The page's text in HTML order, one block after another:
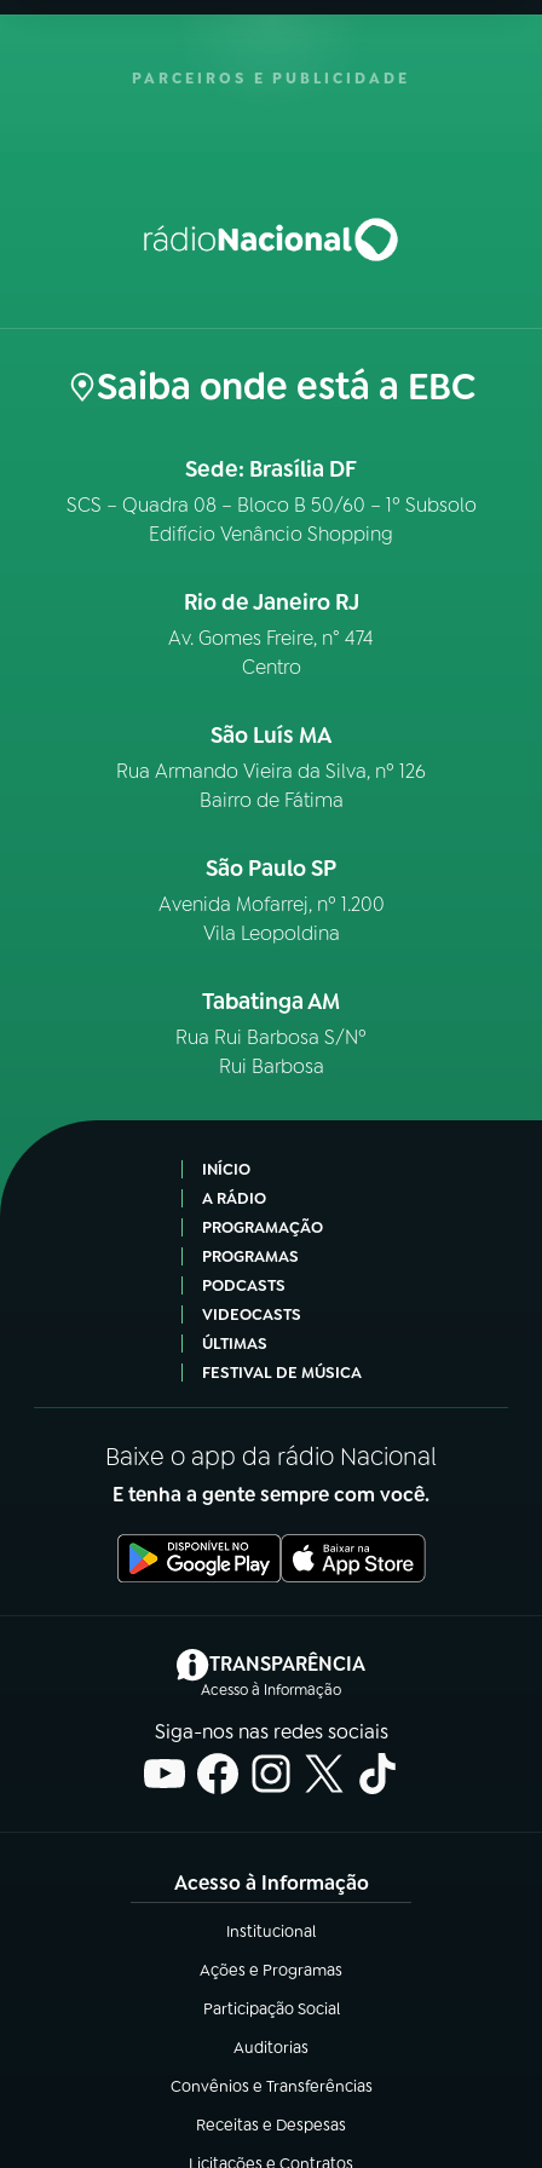
PARCEIROS E PUBLICIDADE
Saiba onde está a EBC
Sede: Brasília DF
SCS – Quadra 08 – Bloco B 50/60 – 1º Subsolo
Edifício Venâncio Shopping
Rio de Janeiro RJ
Av. Gomes Freire, n° 474
Centro
São Luís MA
Rua Armando Vieira da Silva, nº 126
Bairro de Fátima
São Paulo SP
Avenida Mofarrej, nº 1.200
Vila Leopoldina
Tabatinga AM
Rua Rui Barbosa S/Nº
Rui Barbosa
INÍCIO
A RÁDIO
PROGRAMAÇÃO
PROGRAMAS
PODCASTS
VIDEOCASTS
ÚLTIMAS
FESTIVAL DE MÚSICA
Baixe o app da rádio Nacional
E tenha a gente sempre com você.
TRANSPARÊNCIA
Acesso à Informação
(abre em nova aba)
Siga-nos nas redes sociais
Acesso à Informação
Institucional
(abre em nova aba)
Ações e Programas
(abre em nova aba)
Participação Social
(abre em nova aba)
Auditorias
(abre em nova aba)
Convênios e Transferências
(abre em nova aba)
Receitas e Despesas
(abre em nova aba)